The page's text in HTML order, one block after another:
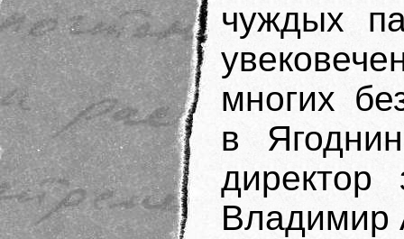
чуждых
многих
в
директор
Владимир